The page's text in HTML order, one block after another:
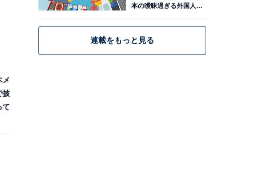
メ
披
て
本の曖昧過ぎる外国人政
連載をもっと見る